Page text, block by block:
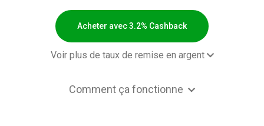
Acheter avec 3.2% Cashback
Voir plus de taux de remise en argent
Comment ça fonctionne